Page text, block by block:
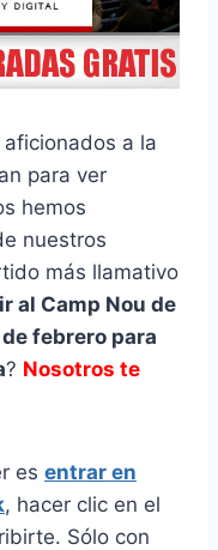
a la
para ver
hemos
nuestros
más llamativo
al Camp Nou de
febrero para
? Nosotros te
es entrar en
, hacer clic en el
Sólo con